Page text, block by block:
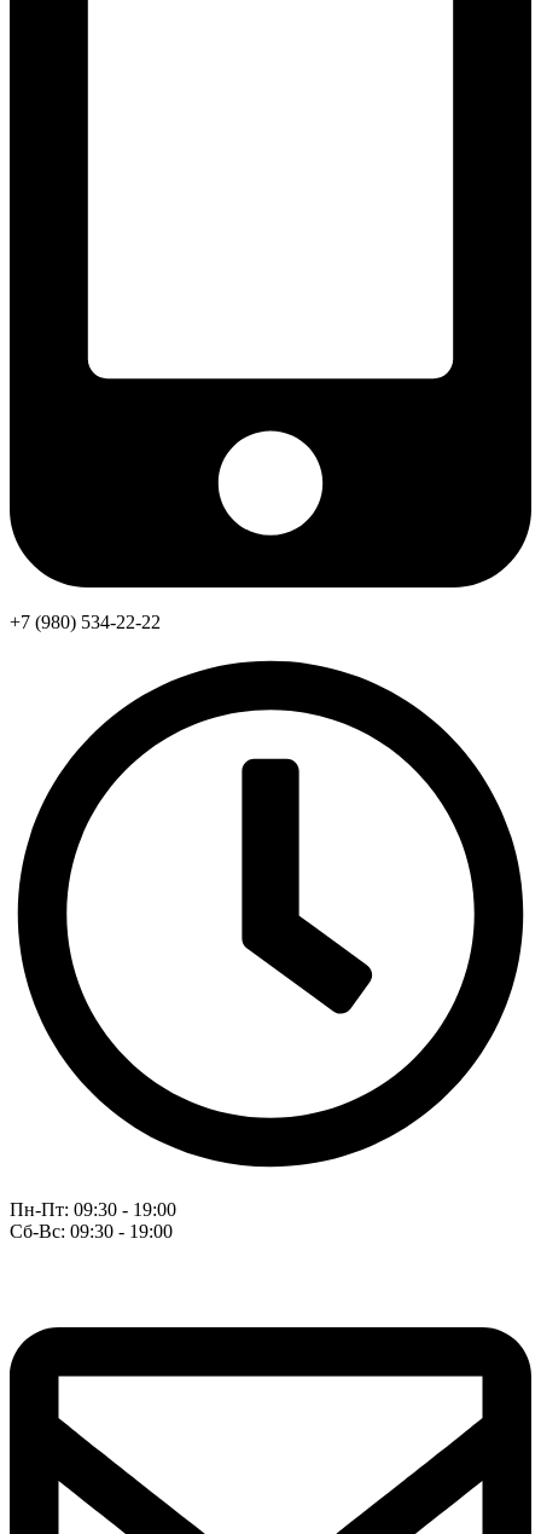
+7 (980) 534-22-22
Пн-Пт: 09:30 - 19:00
Сб-Вс: 09:30 - 19:00